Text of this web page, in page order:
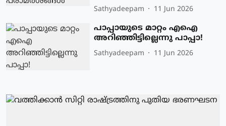
Sathyadeepam 11 Jun 2026
പാപ്പായുടെ മാറ്റം എഐ
അറിഞ്ഞിട്ടില്ലെന്നു പാപ്പാ!
Sathyadeepam 11 Jun 2026